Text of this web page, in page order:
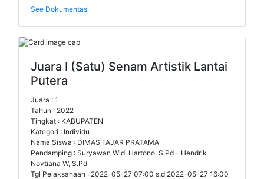
See Dokumentasi
Juara I (Satu) Senam Artistik Lantai
Putera
Juara : 1
Tahun : 2022
Tingkat : KABUPATEN
Kategori : Individu
Nama Siswa : DIMAS FAJAR PRATAMA
Pendamping : Suryawan Widi Hartono, S.Pd - Hendrik
Novtiana W, S.Pd
Tgl Pelaksanaan : 2022-05-27 07:00 s.d 2022-05-27 16:00